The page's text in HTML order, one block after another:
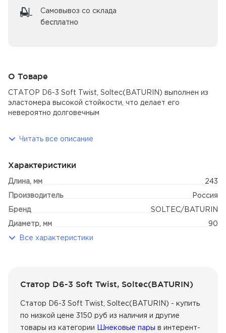
Самовывоз со склада
бесплатно
О Товаре
СТАТОР D6-3 Soft Twist, Soltec(BATURIN) выполнен из
эластомера высокой стойкости, что делает его
невероятно долговечным
Читать все описание
Характеристики
Длина, мм
243
Производитель
Россия
Бренд
SOLTEC/BATURIN
Диаметр, мм
90
Все характеристики
Статор D6-3 Soft Twist, Soltec(BATURIN)
Статор D6-3 Soft Twist, Soltec(BATURIN) - купить
по низкой цене 3150 руб из наличия и другие
товары из категории
Шнековые пары в интерент-